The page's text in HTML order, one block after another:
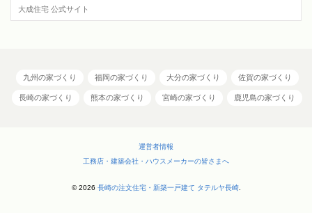
大成住宅 公式サイト
九州の家づくり 福岡の家づくり 大分の家づくり 佐賀の家づくり
長崎の家づくり 熊本の家づくり 宮崎の家づくり 鹿児島の家づくり
運営者情報
工務店・建築会社・ハウスメーカーの皆さまへ
© 2026 長崎の注文住宅・新築一戸建て タテルヤ長崎.